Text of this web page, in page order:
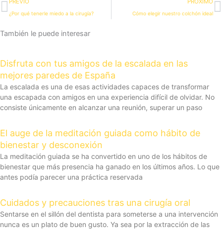
PREVIO
¿Por qué tenerle miedo a la cirugía?
PROXIMO
Cómo elegir nuestro colchón ideal
También le puede interesar
Disfruta con tus amigos de la escalada en las
mejores paredes de España
La escalada es una de esas actividades capaces de transformar
una escapada con amigos en una experiencia difícil de olvidar. No
consiste únicamente en alcanzar una reunión, superar un paso
El auge de la meditación guiada como hábito de
bienestar y desconexión
La meditación guiada se ha convertido en uno de los hábitos de
bienestar que más presencia ha ganado en los últimos años. Lo que
antes podía parecer una práctica reservada
Cuidados y precauciones tras una cirugía oral
Sentarse en el sillón del dentista para someterse a una intervención
nunca es un plato de buen gusto. Ya sea por la extracción de las